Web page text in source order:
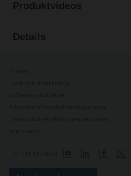
Produktvideos
Details